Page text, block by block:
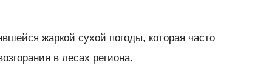
жаркой сухой погоды, которая часто
в лесах региона.